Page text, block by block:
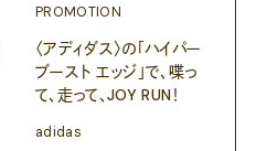
PROMOTION
〈アディダス〉の「ハイパー
ブースト エッジ」で、喋っ
て、走って、JOY RUN！
adidas